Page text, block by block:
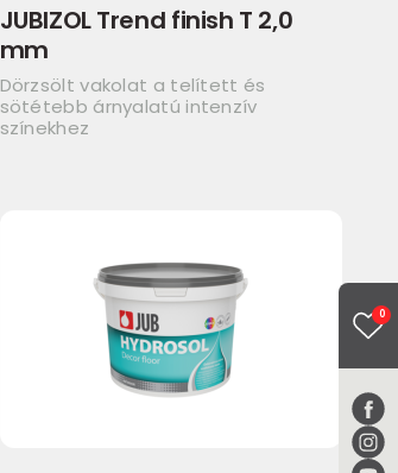
0
JUBIZOL Trend finish T 2,0
mm
Dörzsölt vakolat a telített és
sötétebb árnyalatú intenzív
színekhez